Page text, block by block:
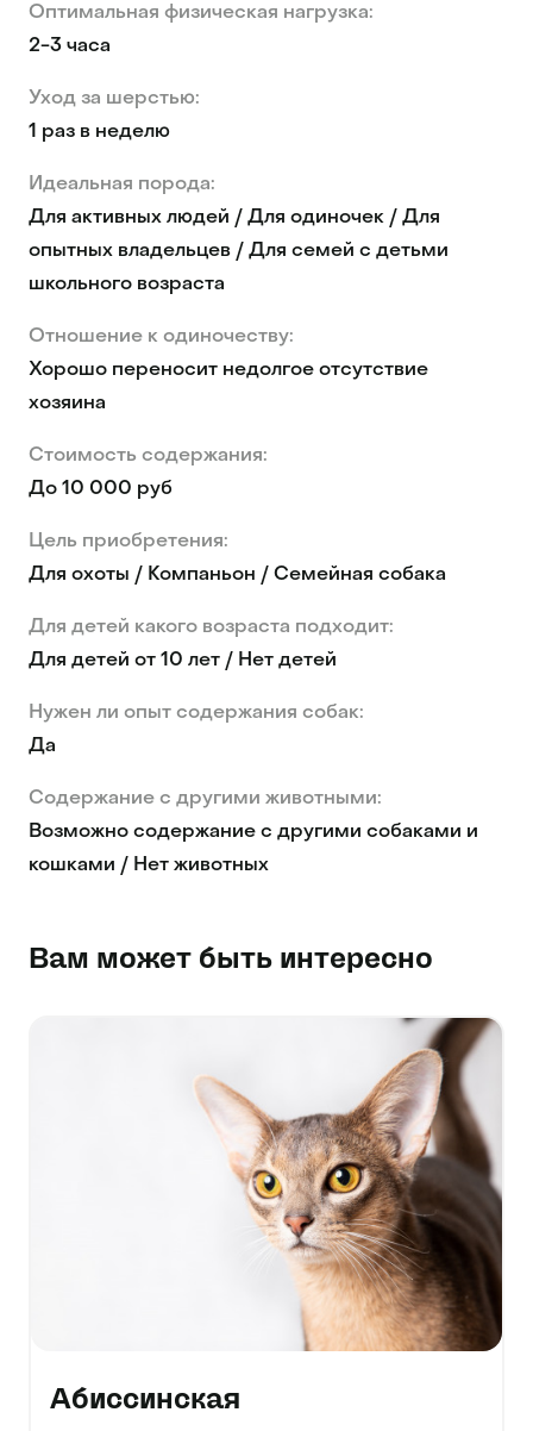
Оптимальная физическая нагрузка:
2-3 часа
Уход за шерстью:
1 раз в неделю
Идеальная порода:
Для активных людей / Для одиночек / Для
опытных владельцев / Для семей с детьми
школьного возраста
Отношение к одиночеству:
Хорошо переносит недолгое отсутствие
хозяина
Стоимость содержания:
До 10 000 руб
Цель приобретения:
Для охоты / Компаньон / Семейная собака
Для детей какого возраста подходит:
Для детей от 10 лет / Нет детей
Нужен ли опыт содержания собак:
Да
Содержание с другими животными:
Возможно содержание с другими собаками и
кошками / Нет животных
Вам может быть интересно
Абиссинская